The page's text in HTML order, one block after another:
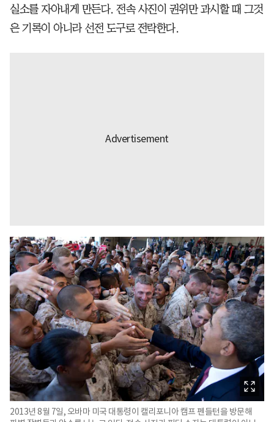
실소를 자아내게 만든다. 전속 사진이 권위만 과시할 때 그것
은 기록이 아니라 선전 도구로 전락한다.
2013년 8월 7일, 오바마 미국 대통령이 캘리포니아 캠프 펜들턴을 방문해